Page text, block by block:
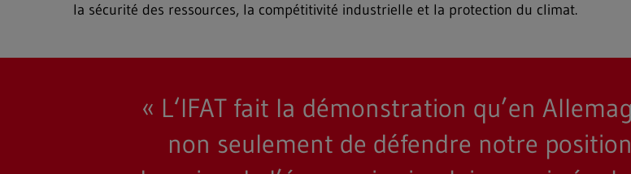
Recherche en texte intégral
Hit enter to search or ESC to close
la sécurité des ressources, la compétitivité industrielle et la protection du climat.
« L‘IFAT fait la démonstration qu’en
non seulement de défendre notre